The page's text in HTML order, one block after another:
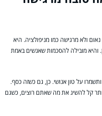
ולא מרגישה כמו מניפולציה. היא
והיא מובילה להסכמות שאנשים באמת
על טון אנושי. כן, גם כשזה כסף.
קל להשיג את מה שאתם רוצים, כשגם